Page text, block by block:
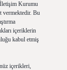
Kurumu
vermektedir. Bu
içeriklerin
kabul etmiş
içerikleri,